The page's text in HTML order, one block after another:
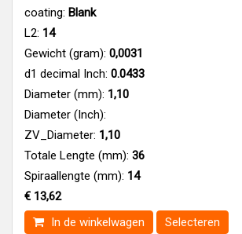
coating: Blank
L2: 14
Gewicht (gram): 0,0031
d1 decimal Inch: 0.0433
Diameter (mm): 1,10
Diameter (Inch):
ZV_Diameter: 1,10
Totale Lengte (mm): 36
Spiraallengte (mm): 14
€ 13,62
In de winkelwagen
Selecteren